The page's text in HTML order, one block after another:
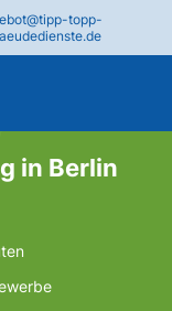
topp-
in Berlin